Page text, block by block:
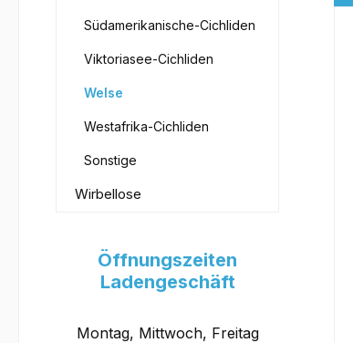
Südamerikanische-Cichliden
Viktoriasee-Cichliden
Welse
Westafrika-Cichliden
Sonstige
Wirbellose
Öffnungszeiten
Ladengeschäft
Montag, Mittwoch, Freitag